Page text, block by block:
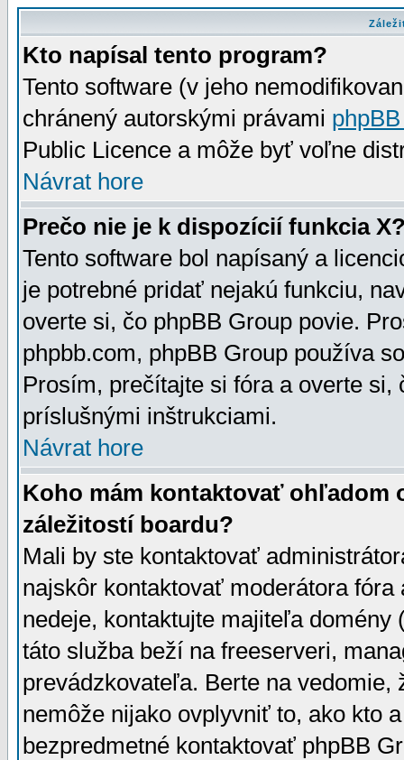
Kto napísal tento program?
Tento software (v jeho
chránený autorskými právami
Public Licence a môže byť voľne
Návrat hore
Prečo nie je k dispozícií funkcia
Tento software bol napísaný a
je potrebné pridať nejakú funkciu,
overte si, čo phpBB Group povie.
phpbb.com, phpBB Group používa
Prosím, prečítajte si fóra a overte
príslušnými inštrukciami.
Návrat hore
Koho mám kontaktovať ohľadom
záležitostí boardu?
Mali by ste kontaktovať
najskôr kontaktovať moderátora
nedeje, kontaktujte majiteľa
táto služba beží na freeserveri,
prevádzkovateľa. Berte na vedomie,
nemôže nijako ovplyvniť to, ako kto
bezpredmetné kontaktovať phpBB